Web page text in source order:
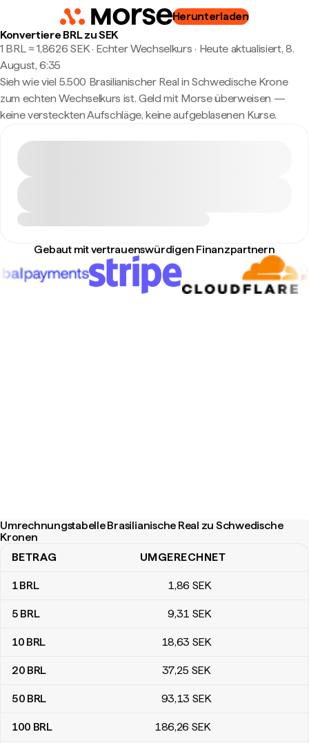
Herunterladen
Konvertiere BRL zu SEK
1 BRL ≈ 1,8626 SEK · Echter Wechselkurs · Heute aktualisiert, 8.
August, 6:35
Sieh wie viel 5.500 Brasilianischer Real in Schwedische Krone
zum echten Wechselkurs ist. Geld mit Morse überweisen —
keine versteckten Aufschläge, keine aufgeblasenen Kurse.
Gebaut mit vertrauenswürdigen Finanzpartnern
Umrechnungstabelle Brasilianische Real zu Schwedische
Kronen
Umrechnungstabelle Brasilianische Real zu Schwedische Kronen
BETRAG UMGERECHNET
1BRL 1,86 SEK
5 BRL 9,31 SEK
10 BRL 18,63 SEK
20 BRL 37,25 SEK
50 BRL 93,13 SEK
100 BRL 186,26 SEK